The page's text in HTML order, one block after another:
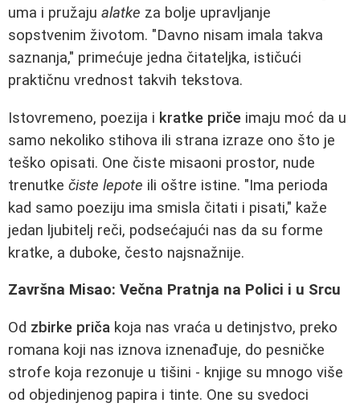
uma i pružaju alatke za bolje upravljanje
sopstvenim životom. "Davno nisam imala takva
saznanja," primećuje jedna čitateljka, ističući
praktičnu vrednost takvih tekstova.
Istovremeno, poezija i kratke priče imaju moć da u
samo nekoliko stihova ili strana izraze ono što je
teško opisati. One čiste misaoni prostor, nude
trenutke čiste lepote ili oštre istine. "Ima perioda
kad samo poeziju ima smisla čitati i pisati," kaže
jedan ljubitelj reči, podsećajući nas da su forme
kratke, a duboke, često najsnažnije.
Završna Misao: Večna Pratnja na Polici i u Srcu
Od zbirke priča koja nas vraća u detinjstvo, preko
romana koji nas iznova iznenađuje, do pesničke
strofe koja rezonuje u tišini - knjige su mnogo više
od objedinjenog papira i tinte. One su svedoci